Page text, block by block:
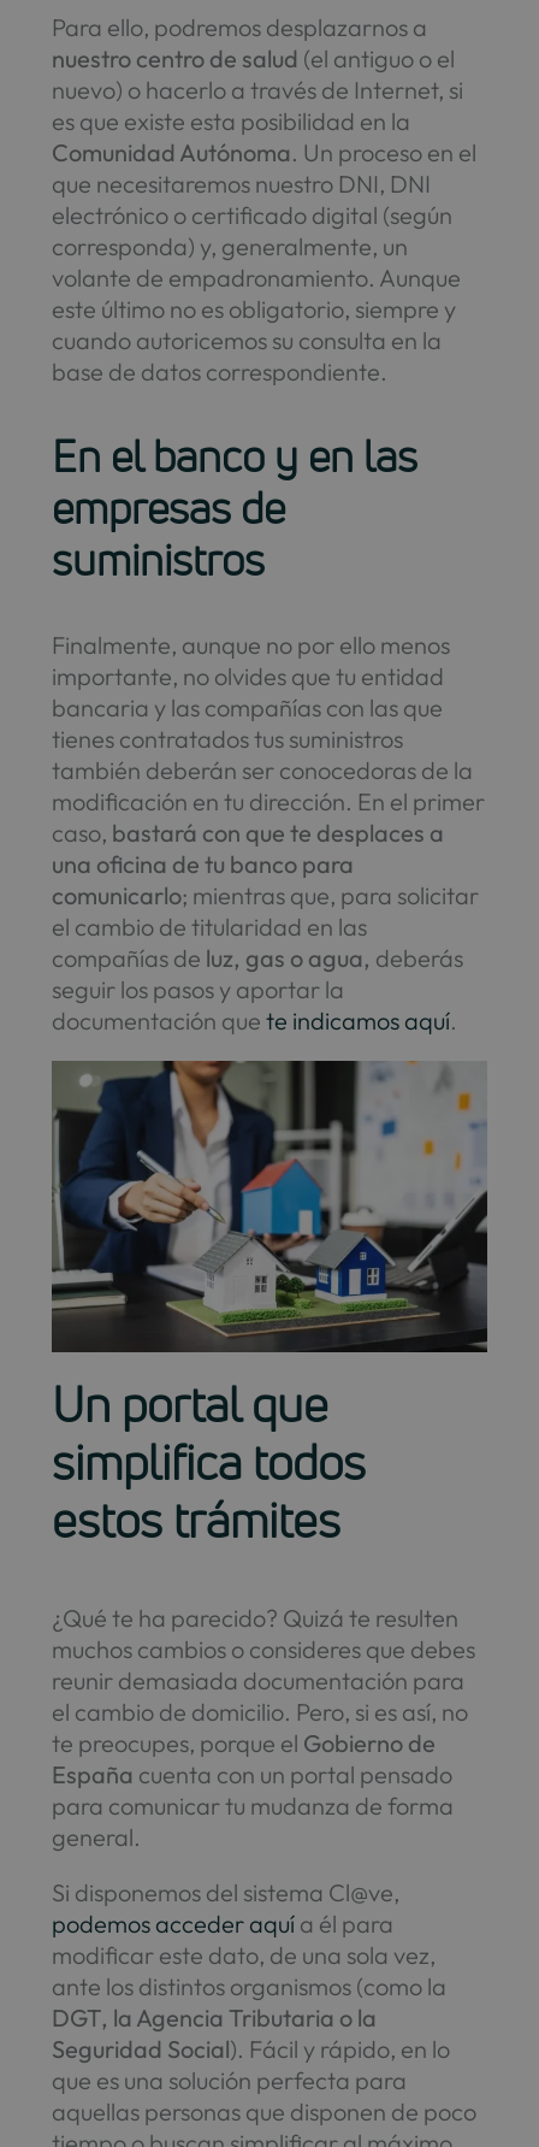
Para ello, podremos desplazarnos a
nuestro centro de salud (el antiguo o el
nuevo) o hacerlo a través de Internet, si
es que existe esta posibilidad en la
Comunidad Autónoma. Un proceso en el
que necesitaremos nuestro DNI, DNI
electrónico o certificado digital (según
corresponda) y, generalmente, un
volante de empadronamiento. Aunque
este último no es obligatorio, siempre y
cuando autoricemos su consulta en la
base de datos correspondiente.
En el banco y en las
empresas de
suministros
Finalmente, aunque no por ello menos
importante, no olvides que tu entidad
bancaria y las compañías con las que
tienes contratados tus suministros
también deberán ser conocedoras de la
modificación en tu dirección. En el primer
caso, bastará con que te desplaces a
una oficina de tu banco para
comunicarlo; mientras que, para solicitar
el cambio de titularidad en las
compañías de luz, gas o agua, deberás
seguir los pasos y aportar la
documentación quete indicamos aquí.
Un portal que
simplifica todos
estos trámites
¿Qué te ha parecido? Quizá te resulten
muchos cambios o consideres que debes
reunir demasiada documentación para
el cambio de domicilio. Pero, si es así, no
te preocupes, porque el Gobierno de
España cuenta con un portal pensado
para comunicar tu mudanza de forma
general.
Si disponemos del sistema Cl@ve,
podemos acceder aquí a él para
modificar este dato, de una sola vez,
ante los distintos organismos (como la
DGT, la Agencia Tributaria o la
Seguridad Social). Fácil y rápido, en lo
que es una solución perfecta para
aquellas personas que disponen de poco